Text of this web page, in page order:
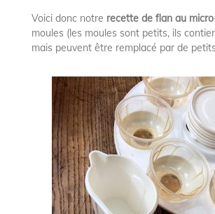
Voici donc notre recette de flan au
moules (les moules sont petits, ils
mais peuvent être remplacé par de